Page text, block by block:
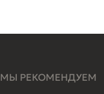
МЫ РЕКОМЕНДУЕМ